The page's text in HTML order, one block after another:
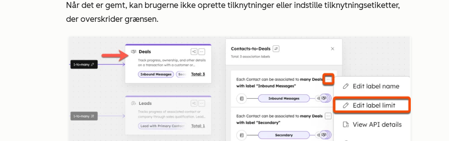
Når det er gemt, kan brugerne ikke oprette tilknytninger eller indstille tilknytningsetiketter,
der overskrider grænsen.